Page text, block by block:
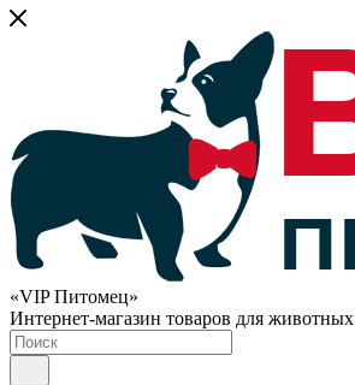
«VIP Питомец»
Интернет-магазин товаров для животных